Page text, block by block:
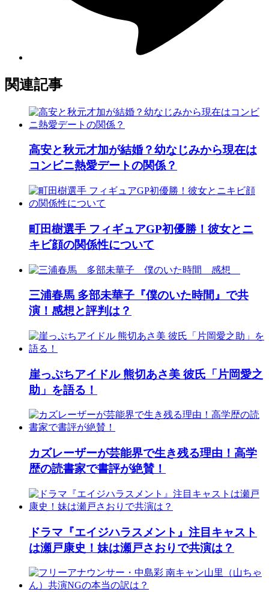
関連記事
高安と秋元才加が結婚？幼なじみから現在は
コンビニ熱愛デートの関係？
町田樹選手 フィギュアGP初優勝！彼女とニ
キビ顔の関係性について
三浦春馬 多部未華子『僕のいた時間』で共
演！感想と評判は？
崖っぷちアイドル 熊切あさ美 彼氏「片岡愛之
助」を語る！
カズレーザーが芸能界で生き残る理由！高学
歴の読書家で書評が絶賛！
ドラマ『エイジハラスメント』注目キャスト
は瀬戸康史！妹は瀬戸さおりで共演は？